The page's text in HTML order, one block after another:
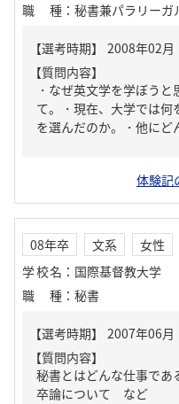
職種 ： 秘書兼パラリーガ
【質問内容】
・なぜ英文学を学ぼう
て。・現在、大学では
を選んだのか。・他に
体験記
08年卒 文系
女性
学校名 ： 国際基督教大学
職種 ： 秘書
【質問内容】
秘書とはどんな仕事であ
卒論について など